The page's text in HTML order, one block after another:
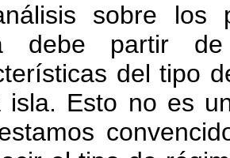
sobre los
debe partir
del tipo
isla. Esto no es